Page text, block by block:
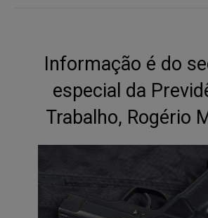
Informação é do
especial da
Trabalho, Rogério